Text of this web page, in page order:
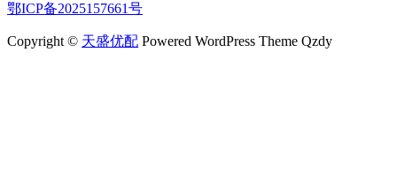
鄂ICP备2025157661号
Copyright © 天盛优配 Powered WordPress Theme Qzdy